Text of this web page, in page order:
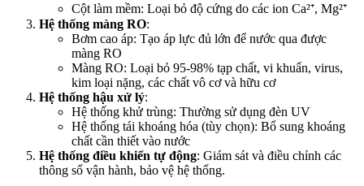
Cột làm mềm: Loại bỏ độ cứng do các ion Ca²⁺, Mg²⁺
Hệ thống màng RO:
Bơm cao áp: Tạo áp lực đủ lớn để nước qua được
màng RO
Màng RO: Loại bỏ 95-98% tạp chất, vi khuẩn, virus,
kim loại nặng, các chất vô cơ và hữu cơ
Hệ thống hậu xử lý:
Hệ thống khử trùng: Thường sử dụng đèn UV
Hệ thống tái khoáng hóa (tùy chọn): Bổ sung khoáng
chất cần thiết vào nước
Hệ thống điều khiển tự động: Giám sát và điều chỉnh các
thông số vận hành, bảo vệ hệ thống.